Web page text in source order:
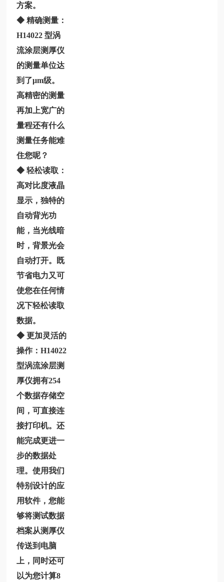
方案。
◆ 精确测量：
H14022型涡
流涂层测厚仪
的测量单位达
到了μm级。
高精密的测量
再加上宽广的
量程还有什么
测量任务能难
住您呢？
◆ 轻松读取：
高对比度液晶
显示，独特的
自动背光功
能，当光线暗
时，背景光会
自动打开。既
节省电力又可
使您在任何情
况下轻松读取
数据。
◆ 更加灵活的
操作：H14022
型涡流涂层测
厚仪拥有254
个数据存储空
间，可直接连
接打印机。还
能完成更进一
步的数据处
理。使用我们
特别设计的应
用软件，您能
够将测试数据
档案从测厚仪
传送到电脑
上，同时还可
以为您计算8